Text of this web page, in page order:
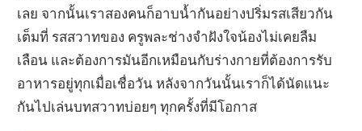
เลย จากนั้นเราสองคนก็อาบน้ำกันอย่างปริ่มรสเสียวกัน
เต็มที่ รสสวาทของ ครูพละช่างจำฝังใจน้องไม่เคยลืม
เลือน และต้องการมันอีกเหมือนกับร่างกายที่ต้องการรับ
อาหารอยู่ทุกเมื่อเชื่อวัน หลังจากวันนั้นเราก็ได้นัดแนะ
กันไปเล่นบทสวาทบ่อยๆ ทุกครั้งที่มีโอกาส